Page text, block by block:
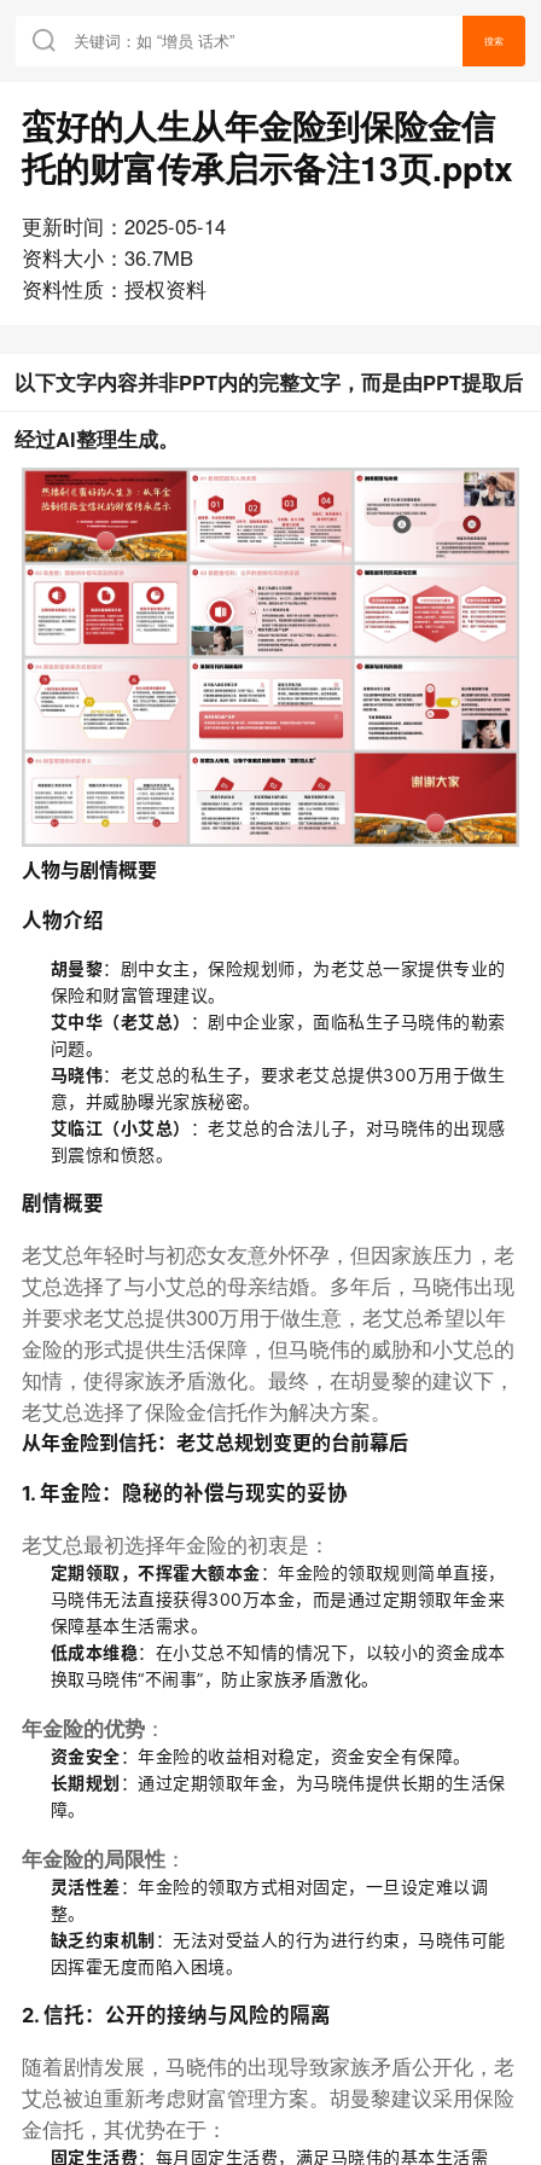
搜索
蛮好的人生从年金险到保险金信
托的财富传承启示备注13页.pptx
更新时间：2025-05-14
资料大小：36.7MB
资料性质：授权资料
以下文字内容并非PPT内的完整文字，而是由PPT提取后
经过AI整理生成。
人物与剧情概要
人物介绍
胡曼黎：剧中女主，保险规划师，为老艾总一家提供专业的
保险和财富管理建议。
艾中华（老艾总）
：剧中企业家，面临私生子马晓伟的勒索
问题。
马晓伟：老艾总的私生子，要求老艾总提供300万用于做生
意，并威胁曝光家族秘密。
艾临江（小艾总）
：老艾总的合法儿子，对马晓伟的出现感
到震惊和愤怒。
剧情概要
老艾总年轻时与初恋女友意外怀孕，但因家族压力，老
艾总选择了与小艾总的母亲结婚。多年后，马晓伟出现
并要求老艾总提供300万用于做生意，老艾总希望以年
金险的形式提供生活保障，但马晓伟的威胁和小艾总的
知情，使得家族矛盾激化。最终，在胡曼黎的建议下，
老艾总选择了保险金信托作为解决方案。
从年金险到信托：老艾总规划变更的台前幕后
1. 年金险：隐秘的补偿与现实的妥协
老艾总最初选择年金险的初衷是：
定期领取，不挥霍大额本金：年金险的领取规则简单直接，
马晓伟无法直接获得300万本金，而是通过定期领取年金来
保障基本生活需求。
低成本维稳：在小艾总不知情的情况下，以较小的资金成本
换取马晓伟“不闹事”，防止家族矛盾激化。
年金险的优势：
资金安全：年金险的收益相对稳定，资金安全有保障。
长期规划 ：通过定期领取年金，为马晓伟提供长期的生活保
障。
年金险的局限性：
灵活性差：年金险的领取方式相对固定，一旦设定难以调
整。
缺乏约束机制 ：无法对受益人的行为进行约束，马晓伟可能
因挥霍无度而陷入困境。
2. 信托：公开的接纳与风险的隔离
随着剧情发展，马晓伟的出现导致家族矛盾公开化，老
艾总被迫重新考虑财富管理方案。胡曼黎建议采用保险
金信托，其优势在于：
固定生活费：每月固定生活费，满足马晓伟的基本生活需